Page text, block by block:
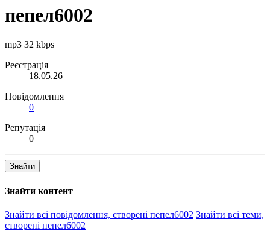
пепел6002
mp3 32 kbps
Реєстрація
18.05.26
Повідомлення
0
Репутація
0
Знайти
Знайти контент
Знайти всі повідомлення, створені пепел6002 Знайти всі теми,
створені пепел6002